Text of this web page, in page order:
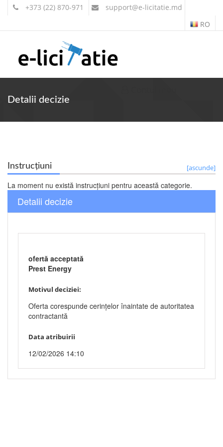
+373 (22) 870-971 support@e-licitatie.md
RO
Detalii decizie
Instrucțiuni [ascunde]
La moment nu există instrucțiuni pentru această categorie.
Detalii decizie
ofertă acceptată
Prest Energy
Motivul deciziei:
Oferta corespunde cerințelor înaintate de autoritatea
contractantă
Data atribuirii
12/02/2026 14:10